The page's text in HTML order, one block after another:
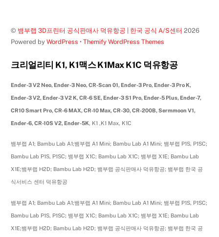
© 뱀부랩 3D프린터 공식판매사 덕유항공 | 한국 공식 A/S센터 2026
Powered byWordPress •Themify WordPress Themes
크리얼리티 K1, K1맥스 K1Max K1C 덕유항공
Ender-3 V2 Neo, Ender-3 Neo, CR-Scan 01, Ender-3 Pro, Ender-3 Pro K,
Ender-3 V2, Ender-3 V2 K, CR-6 SE, Ender-3 S1 Pro, Ender-5 Plus, Ender-7,
CR10 Smart Pro, CR-6 MAX, CR-10 Max, CR-30, CR-200B, Sermmoon V1,
Ender-6, CR-10S V2, Ender-5K, K1 ,K1 Max, K1C
뱀부랩 A1; Bambu Lab A1;뱀부랩 A1 Mini; Bambu Lab A1 Mini; 뱀부랩 P1S, P1SC;
Bambu Lab P1S, P1SC; 뱀부랩 X1C; Bambu Lab X1C; 뱀부랩 X1E; Bambu Lab
X1E;뱀부랩 H2D; Bambu Lab H2D; 뱀부랩 공식판매사 덕유항공; 뱀부랩 한국 공
식서비스 센터 덕유항공
뱀부랩 A1; Bambu Lab A1;뱀부랩 A1 Mini; Bambu Lab A1 Mini; 뱀부랩 P1S, P1SC;
Bambu Lab P1S, P1SC; 뱀부랩 X1C; Bambu Lab X1C; 뱀부랩 X1E; Bambu Lab
X1E;뱀부랩 H2D; Bambu Lab H2D; 뱀부랩 공식판매사 덕유항공; 뱀부랩 한국 공